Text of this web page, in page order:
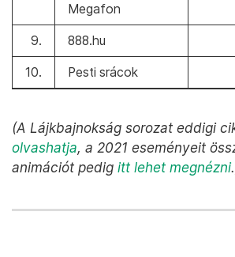
Megafon
9. 888.hu
10. Pesti srácok
(A Lájkbajnokság sorozat eddigi
olvashatja, a 2021 eseményeit
animációt pedig itt lehet megnézni